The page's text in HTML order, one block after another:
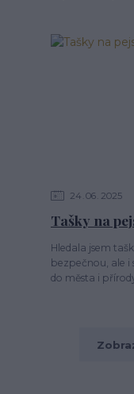
24 06 2025
Tašky na
Hledala jsem
bezpečnou, ale i
do města i